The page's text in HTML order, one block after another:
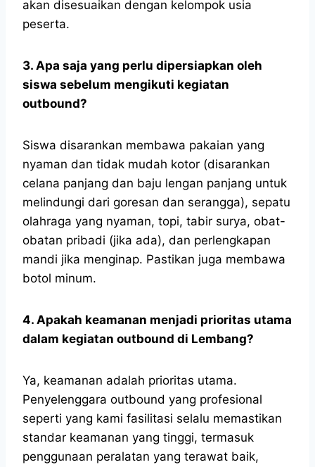
akan disesuaikan dengan kelompok usia
peserta.
3. Apa saja yang perlu dipersiapkan oleh
siswa sebelum mengikuti kegiatan
outbound?
Siswa disarankan membawa pakaian yang
nyaman dan tidak mudah kotor (disarankan
celana panjang dan baju lengan panjang untuk
melindungi dari goresan dan serangga), sepatu
olahraga yang nyaman, topi, tabir surya, obat-
obatan pribadi (jika ada), dan perlengkapan
mandi jika menginap. Pastikan juga membawa
botol minum.
4. Apakah keamanan menjadi prioritas utama
dalam kegiatan outbound di Lembang?
Ya, keamanan adalah prioritas utama.
Penyelenggara outbound yang profesional
seperti yang kami fasilitasi selalu memastikan
standar keamanan yang tinggi, termasuk
penggunaan peralatan yang terawat baik,